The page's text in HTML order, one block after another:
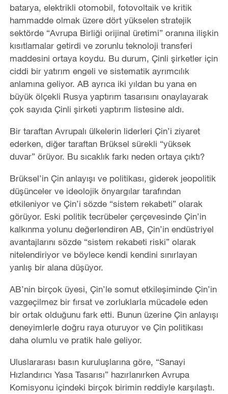
batarya, elektrikli otomobil, fotovoltaik ve kritik
hammadde olmak üzere dört yükselen stratejik
sektörde “Avrupa Birliği orijinal üretimi” oranına ilişkin
kısıtlamalar getirdi ve zorunlu teknoloji transferi
maddesini ortaya koydu. Bu durum, Çinli şirketler için
ciddi bir yatırım engeli ve sistematik ayrımcılık
anlamına geliyor. AB ayrıca iki yıldan bu yana en
büyük ölçekli Rusya yaptırım tasarısını onaylayarak
çok sayıda Çinli şirketi yaptırım listesine aldı.
Bir taraftan Avrupalı ülkelerin liderleri Çin’i ziyaret
ederken, diğer taraftan Brüksel sürekli “yüksek
duvar” örüyor. Bu sıcaklık farkı neden ortaya çıktı?
Brüksel’in Çin anlayışı ve politikası, giderek jeopolitik
düşünceler ve ideolojik önyargılar tarafından
etkileniyor ve Çin’i sözde “sistem rekabeti” olarak
görüyor. Eski politik tecrübeler çerçevesinde Çin’in
kalkınma yolunu değerlendiren AB, Çin’in endüstriyel
avantajlarını sözde “sistem rekabeti riski” olarak
nitelendiriyor ve böylece kendi kendini sınırlayan
yanlış bir alana düşüyor.
AB’nin birçok üyesi, Çin’le somut etkileşiminde Çin’in
vazgeçilmez bir fırsat ve zorluklarla mücadele eden
bir ortak olduğunu fark etti. Bunun üzerine Çin anlayışı
deneyimlerle doğru raya oturuyor ve Çin politikası
daha olumlu ve pratik hale geliyor.
Uluslararası basın kuruluşlarına göre, “Sanayi
Hızlandırıcı Yasa Tasarısı” hazırlanırken Avrupa
Komisyonu içindeki birçok birimin reddiyle karşılaştı.